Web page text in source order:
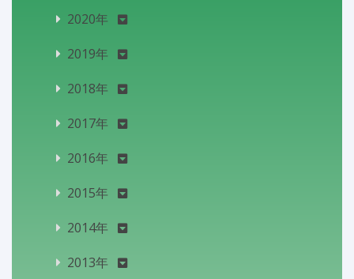
2020年
2019年
2018年
2017年
2016年
2015年
2014年
2013年